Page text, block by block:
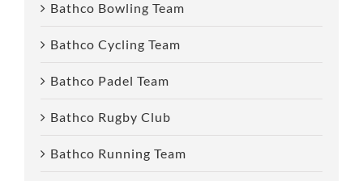
Bathco Bowling Team
Bathco Cycling Team
Bathco Padel Team
Bathco Rugby Club
Bathco Running Team